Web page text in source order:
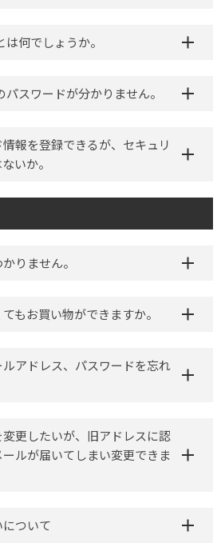
は何でしょうか。
パスワードが分かりません。
報を登録できるが、セキュリ
いか。
りません。
もお買い物ができますか。
アドレス、パスワードを忘れ
更したいが、旧アドレスに認
ルが届いてしまい変更できま
ついて